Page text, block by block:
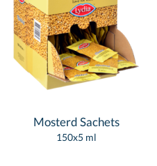
Mosterd Sachets
150x5 ml